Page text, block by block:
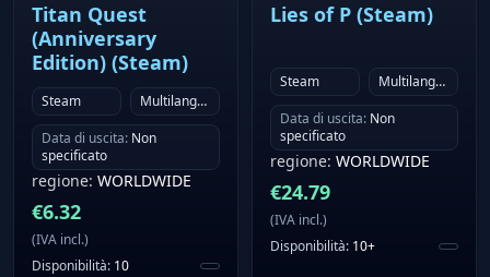
Titan Quest
(Anniversary
Edition) (Steam)
Steam
Multilanguage
Data di uscita: Non
specificato
regione: WORLDWIDE
€6.32
(IVA incl.)
Disponibilità: 10
Lies of P (Steam)
Steam
Multilanguage
Data di uscita: Non
specificato
regione: WORLDWIDE
€24.79
(IVA incl.)
Disponibilità: 10+